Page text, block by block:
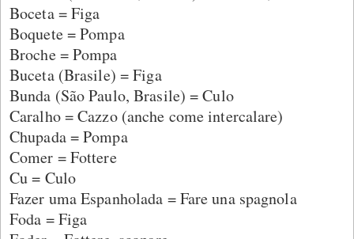
Boceta = Figa
Boquete = Pompa
Broche = Pompa
Buceta (Brasile) = Figa
Bunda (São Paulo, Brasile) = Culo
Caralho = Cazzo (anche come intercalare)
Chupada = Pompa
Comer = Fottere
Cu = Culo
Fazer uma Espanholada = Fare una spagnola
Foda = Figa